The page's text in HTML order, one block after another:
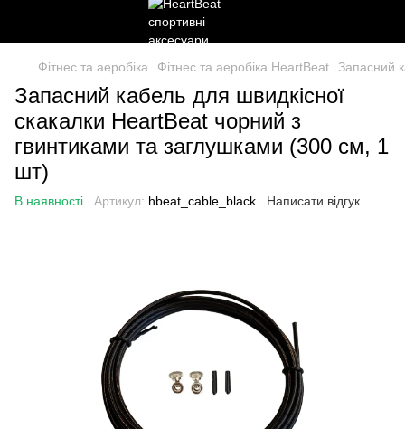
Фітнес та аеробіка Фітнес та аеробіка HeartBeat Запасний
Запасний кабель для швидкісної
скакалки HeartBeat чорний з
гвинтиками та заглушками (300 см, 1
шт)
В наявності Артикул: hbeat_cable_black Написати відгук